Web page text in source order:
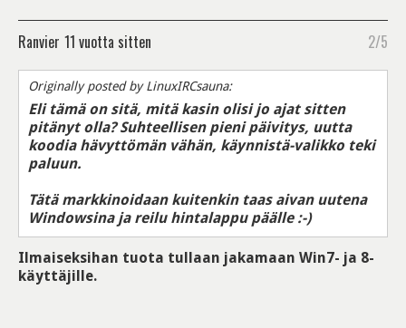
Ranvier 11 vuotta sitten 2/5
Originally posted by LinuxIRCsauna:
Eli tämä on sitä, mitä kasin olisi jo ajat sitten
pitänyt olla? Suhteellisen pieni päivitys, uutta
koodia hävyttömän vähän, käynnistä-valikko teki
paluun.
Tätä markkinoidaan kuitenkin taas aivan uutena
Windowsina ja reilu hintalappu päälle :-)
Ilmaiseksihan tuota tullaan jakamaan Win7- ja 8-
käyttäjille.